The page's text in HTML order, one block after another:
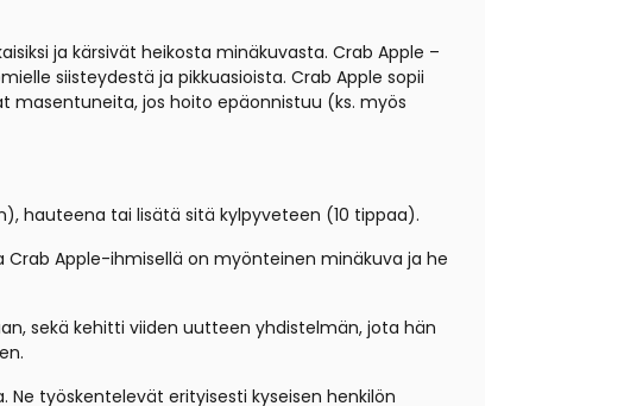
ja kärsivät heikosta minäkuvasta. Crab Apple –
siisteydestä ja pikkuasioista. Crab Apple sopii
jos hoito epäonnistuu (ks. myös
hauteena tai lisätä sitä kylpyveteen (10 tippaa).
Crab Apple-ihmisellä on myönteinen minäkuva ja he
sekä kehitti viiden uutteen yhdistelmän, jota hän
työskentelevät erityisesti kyseisen henkilön